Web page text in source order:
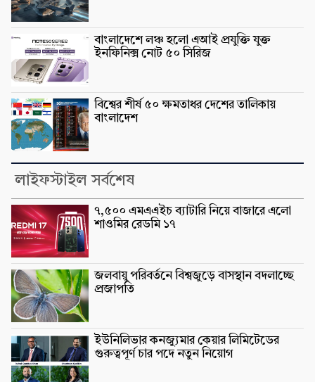
বাংলাদেশে লঞ্চ হলো এআই প্রযুক্তি যুক্ত
ইনফিনিক্স নোট ৫০ সিরিজ
বিশ্বের শীর্ষ ৫০ ক্ষমতাধর দেশের তালিকায়
বাংলাদেশ
লাইফস্টাইল সর্বশেষ
৭,৫০০ এমএএইচ ব্যাটারি নিয়ে বাজারে এলো
শাওমির রেডমি ১৭
জলবায়ু পরিবর্তনে বিশ্বজুড়ে বাসস্থান বদলাচ্ছে
প্রজাপতি
ইউনিলিভার কনজ্যুমার কেয়ার লিমিটেডের
গুরুত্বপূর্ণ চার পদে নতুন নিয়োগ